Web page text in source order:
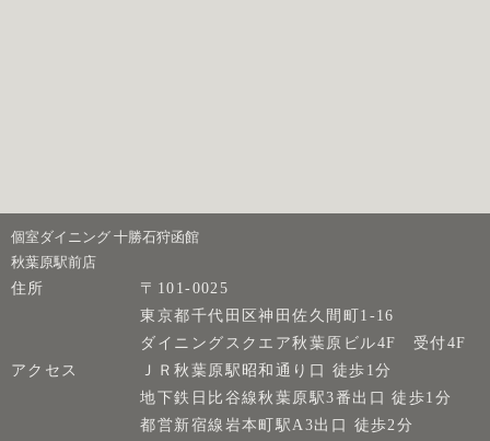
個室ダイニング 十勝石狩函館
秋葉原駅前店
住所
〒101-0025
東京都千代田区神田佐久間町1-16
ダイニングスクエア秋葉原ビル4F 受付4F
アクセス
ＪＲ秋葉原駅昭和通り口 徒歩1分
地下鉄日比谷線秋葉原駅3番出口 徒歩1分
都営新宿線岩本町駅A3出口 徒歩2分